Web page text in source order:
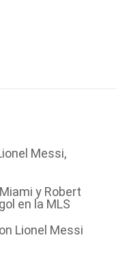
Messi,
y Robert
en la MLS
Lionel Messi